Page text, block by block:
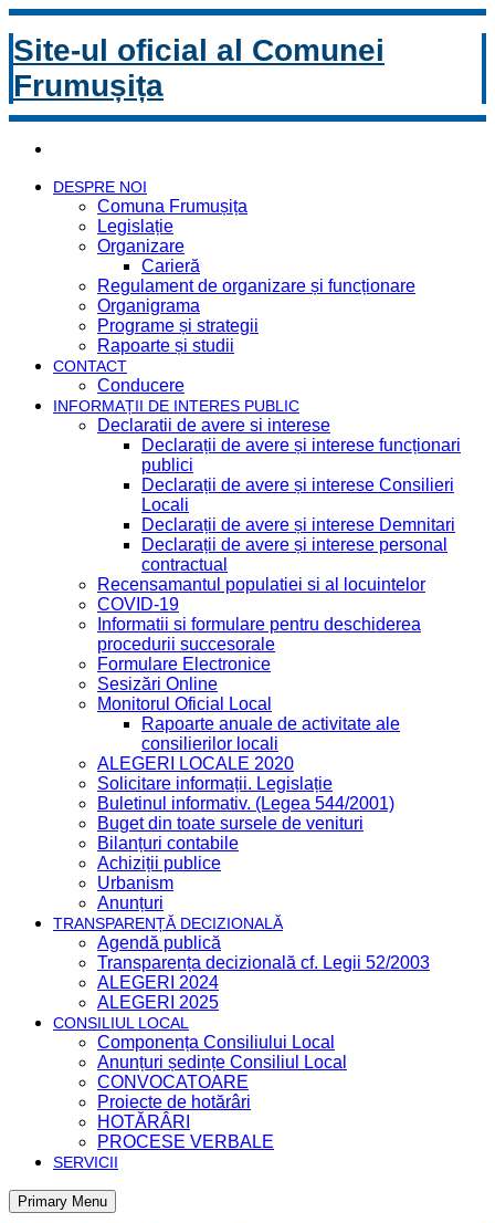
Site-ul oficial al Comunei
Frumușița
DESPRE NOI
Comuna Frumușița
Legislație
Organizare
Carieră
Regulament de organizare și funcționare
Organigrama
Programe și strategii
Rapoarte și studii
CONTACT
Conducere
INFORMAȚII DE INTERES PUBLIC
Declaratii de avere si interese
Declarații de avere și interese funcționari
publici
Declarații de avere și interese Consilieri
Locali
Declarații de avere și interese Demnitari
Declarații de avere și interese personal
contractual
Recensamantul populatiei si al locuintelor
COVID-19
Informatii si formulare pentru deschiderea
procedurii succesorale
Formulare Electronice
Sesizări Online
Monitorul Oficial Local
Rapoarte anuale de activitate ale
consilierilor locali
ALEGERI LOCALE 2020
Solicitare informații. Legislație
Buletinul informativ. (Legea 544/2001)
Buget din toate sursele de venituri
Bilanțuri contabile
Achiziții publice
Urbanism
Anunțuri
TRANSPARENȚĂ DECIZIONALĂ
Agendă publică
Transparența decizională cf. Legii 52/2003
ALEGERI 2024
ALEGERI 2025
CONSILIUL LOCAL
Componența Consiliului Local
Anunțuri ședințe Consiliul Local
CONVOCATOARE
Proiecte de hotărâri
HOTĂRÂRI
PROCESE VERBALE
SERVICII
Primary Menu